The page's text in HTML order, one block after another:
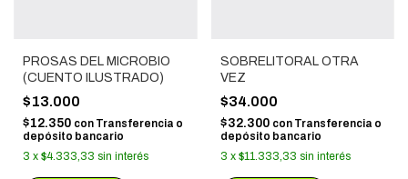
PROSAS DEL MICROBIO
(CUENTO ILUSTRADO)
$13.000
$12.350 con Transferencia o
depósito bancario
3 x $4.333,33 sin interés
SOBRELITORAL OTRA
VEZ
$34.000
$32.300 con Transferencia o
depósito bancario
3 x $11.333,33 sin interés